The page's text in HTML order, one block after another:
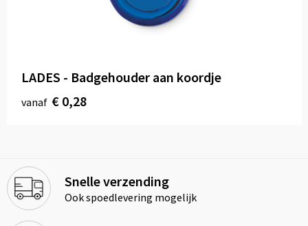
LADES - Badgehouder aan koordje
vanaf € 0,28
Snelle verzending
Ook spoedlevering mogelijk